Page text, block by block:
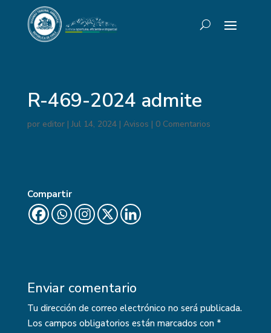
R-469-2024 admite
por editor|Jul 14, 2024| Avisos | 0 Comentarios
Compartir
Enviar comentario
Tu dirección de correo electrónico no será publicada.
Los campos obligatorios están marcados con *